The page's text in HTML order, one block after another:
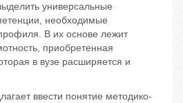
универсальные
необходимые
В их основе лежит
приобретенная
в вузе расширяется и
ввести понятие методико-